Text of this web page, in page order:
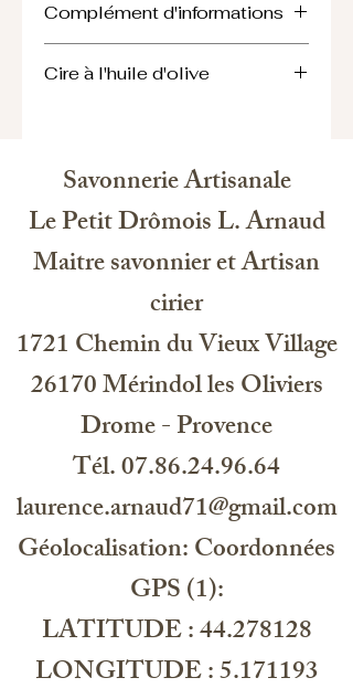
Complément d'informations
est une alternative non toxique,
brûle lentement, sans fumée ni
émission de substances nocives,
offrant une combustion propre et une
Cire à l'huile d'olive
composée principalement de cire
d'olive avec des additifs pour
améliorer la combustion et le rendu
olfactif. Cette cire est non testée sur
environnementaux.
ingrédient génétiquement modifié, ni
palme, ni produits de paraffine. Elle
est biodégradable et végan.
Cette cire de qualité offre un
froid ainsi qu'une finition de surface
Savonnerie Artisanale
Le Petit Drômois L. Arnaud
Maitre savonnier et Artisan
cirier
1721 Chemin du Vieux Village
26170 Mérindol les Oliviers
Drome - Provence
Tél. 07.86.24.96.64
laurence.arnaud71@gmail.com
Géolocalisation: Coordonnées
GPS (1):
LATITUDE : 44.278128
LONGITUDE : 5.171193